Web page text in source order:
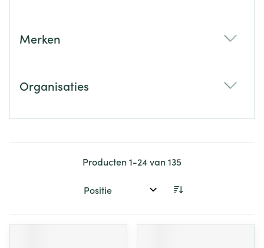
Merken
Organisaties
Producten1-24van135
Sorteer op: